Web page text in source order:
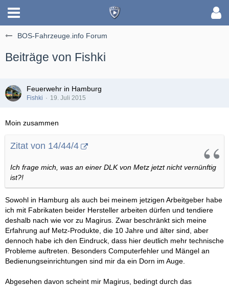
BOS-Fahrzeuge.info Forum
Beiträge von Fishki
Feuerwehr in Hamburg
Fishki 19. Juli 2015
Moin zusammen
Zitat von 14/44/4
Ich frage mich, was an einer DLK von Metz jetzt nicht vernünftig
ist?!
Sowohl in Hamburg als auch bei meinem jetzigen Arbeitgeber habe
ich mit Fabrikaten beider Hersteller arbeiten dürfen und tendiere
deshalb nach wie vor zu Magirus. Zwar beschränkt sich meine
Erfahrung auf Metz-Produkte, die 10 Jahre und älter sind, aber
dennoch habe ich den Eindruck, dass hier deutlich mehr technische
Probleme auftreten. Besonders Computerfehler und Mängel an
Bedienungseinrichtungen sind mir da ein Dorn im Auge.
Abgesehen davon scheint mir Magirus, bedingt durch das